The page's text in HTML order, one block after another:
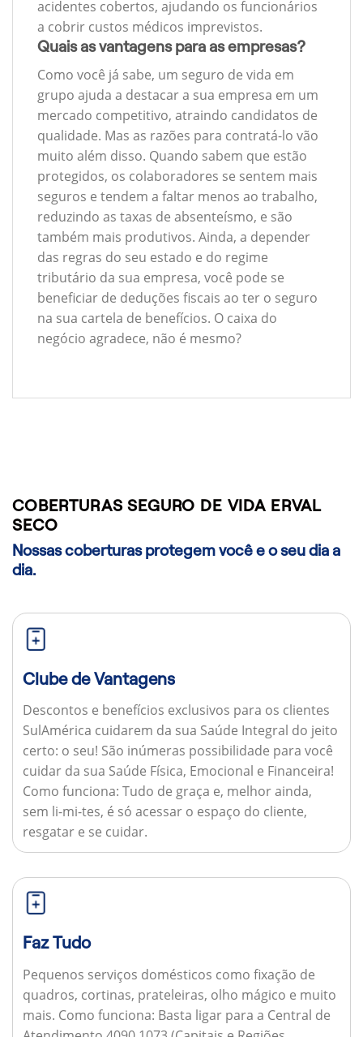
acidentes cobertos, ajudando os funcionários
a cobrir custos médicos imprevistos.
Quais as vantagens para as empresas?
Como você já sabe, um seguro de vida em
grupo ajuda a destacar a sua empresa em um
mercado competitivo, atraindo candidatos de
qualidade. Mas as razões para contratá-lo vão
muito além disso. Quando sabem que estão
protegidos, os colaboradores se sentem mais
seguros e tendem a faltar menos ao trabalho,
reduzindo as taxas de absenteísmo, e são
também mais produtivos. Ainda, a depender
das regras do seu estado e do regime
tributário da sua empresa, você pode se
beneficiar de deduções fiscais ao ter o seguro
na sua cartela de benefícios. O caixa do
negócio agradece, não é mesmo?
COBERTURAS SEGURO DE VIDA ERVAL
SECO
Nossas coberturas protegem você e o seu dia a
dia.
Clube de Vantagens
Descontos e benefícios exclusivos para os clientes
SulAmérica cuidarem da sua Saúde Integral do jeito
certo: o seu! São inúmeras possibilidade para você
cuidar da sua Saúde Física, Emocional e Financeira!
Como funciona: Tudo de graça e, melhor ainda,
sem li-mi-tes, é só acessar o espaço do cliente,
resgatar e se cuidar.
Faz Tudo
Pequenos serviços domésticos como fixação de
quadros, cortinas, prateleiras, olho mágico e muito
mais. Como funciona: Basta ligar para a Central de